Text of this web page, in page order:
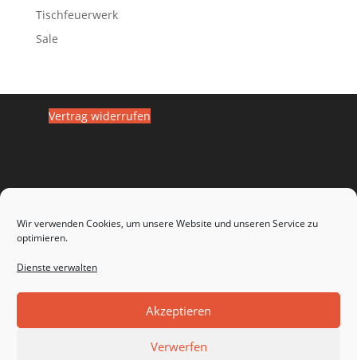
Wir verwenden Cookies, um unsere Website und unseren Service zu
optimieren.
Dienste verwalten
Akzeptieren
Verwerfen
Tischfeuerwerk
Sale
Vertrag widerrufen
Datenschutz
Zahlungsarten
Versandarten
Haftungsausschluss
Cookie-Richtlinie (EU)